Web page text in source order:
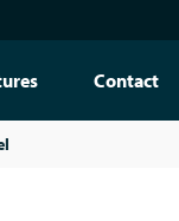
Contact